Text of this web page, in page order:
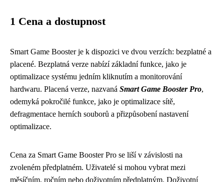
1 Cena a dostupnost
Smart Game Booster je k dispozici ve dvou verzích: bezplatné a
placené. Bezplatná verze nabízí základní funkce, jako je
optimalizace systému jedním kliknutím a monitorování
hardwaru. Placená verze, nazvaná Smart Game Booster Pro,
odemyká pokročilé funkce, jako je optimalizace sítě,
defragmentace herních souborů a přizpůsobení nastavení
optimalizace.
Cena za Smart Game Booster Pro se liší v závislosti na
zvoleném předplatném. Uživatelé si mohou vybrat mezi
měsíčním, ročním nebo doživotním předplatným. Doživotní